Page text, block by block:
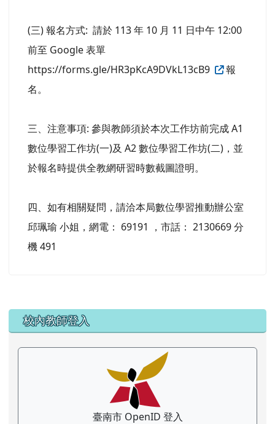
(三) 報名方式: 請於 113 年 10 月 11 日中午 12:00
前至 Google 表單
https://forms.gle/HR3pKcA9DVkL13cB9
報
名。
三、注意事項: 參與教師須於本次工作坊前完成 A1
數位學習工作坊(一)及 A2 數位學習工作坊(二)，並
於報名時提供全教網研習時數截圖證明。
四、如有相關疑問，請洽本局數位學習推動辦公室
邱珮瑜 小姐，網電： 69191 ，市話： 2130669 分
機 491
左邊區域內容
校內教師登入
臺南市 OpenID 登入